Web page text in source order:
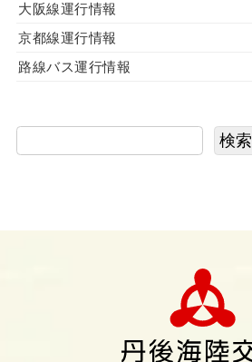
大阪線運行情報
京都線運行情報
路線バス運行情報
検索